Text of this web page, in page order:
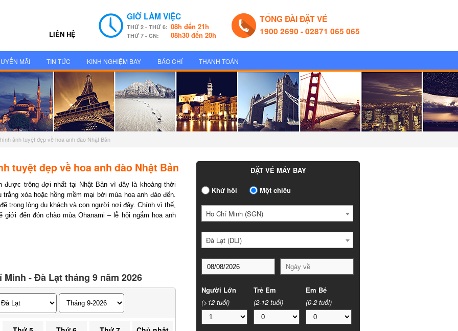
LIÊN HỆ
GIỜ LÀM VIỆC
THỨ 2 - THỨ 6:08h đến 21h
THỨ 7 - CN: 08h30 đến 20h
TỔNG ĐÀI ĐẶT VÉ
1900 2690 - 02871 065 065
MÃI TIN TỨC KINH NGHIỆM BAY BÁO CHÍ THANH TOÁN
ảnh tuyệt đẹp về hoa anh đào Nhật Bản
tuyệt đẹp về hoa anh đào Nhật Bản
trông đợi nhất tại Nhật Bản vì đây là khoảng thời
xóa hoặc hồng mềm mại bởi mùa hoa anh đào đến.
trong lòng du khách và con người nơi đây. Chính vì thế,
đến đón chào mùa Ohanami – lễ hội ngắm hoa anh
- Đà Lạt tháng 9 năm 2026
ĐẶT VÉ MÁY BAY
Khứ hồi Một chiều
Hồ Chí Minh (SGN)
Đà Lạt (DLI)
Người Lớn
(>12 tuổi)
Trẻ Em
(2-12 tuổi)
Em Bé
(0-2 tuổi)